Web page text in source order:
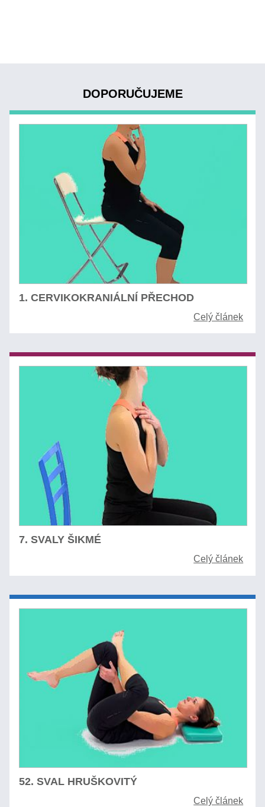
DOPORUČUJEME
1. CERVIKOKRANIÁLNÍ PŘECHOD
Celý článek
7. SVALY ŠIKMÉ
Celý článek
52. SVAL HRUŠKOVITÝ
Celý článek